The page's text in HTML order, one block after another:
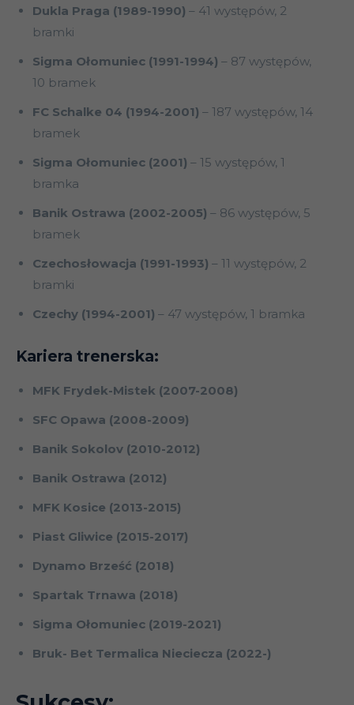
Dukla Praga (1989-1990) – 41 występów, 2
bramki
Sigma Ołomuniec (1991-1994) – 87 występów,
10 bramek
FC Schalke 04 (1994-2001) – 187 występów, 14
bramek
Sigma Ołomuniec (2001) – 15 występów, 1
bramka
Banik Ostrawa (2002-2005) – 86 występów, 5
bramek
Czechosłowacja (1991-1993) – 11 występów, 2
bramki
Czechy (1994-2001) – 47 występów, 1 bramka
Kariera trenerska:
MFK Frydek-Mistek (2007-2008)
SFC Opawa (2008-2009)
Banik Sokolov (2010-2012)
Banik Ostrawa (2012)
MFK Kosice (2013-2015)
Piast Gliwice (2015-2017)
Dynamo Brześć (2018)
Spartak Trnawa (2018)
Sigma Ołomuniec (2019-2021)
Bruk- Bet Termalica Nieciecza (2022-)